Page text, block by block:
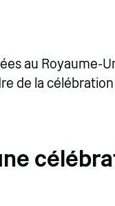
au Royaume-
de la